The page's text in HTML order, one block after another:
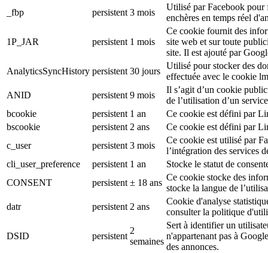
_fbp
persistent 3 mois
Utilisé par Facebook pour
enchères en temps réel
1P_JAR persistent 1 mois
Ce cookie fournit des
site web et sur toute
site. Il est ajouté par
AnalyticsSyncHistory persistent 30 jours
Utilisé pour stocker des
effectuée avec le cookie
ANID
persistent 9 mois
Il s’agit d’un cookie
de l’utilisation d’un
bcookie
persistent 1 an
Ce cookie est défini par
bscookie
persistent 2 ans
Ce cookie est défini par
c_user
persistent 3 mois
Ce cookie est utilisé par
l’intégration des services
cli_user_preference
persistent 1 an
Stocke le statut de
CONSENT
persistent ± 18 ans
Ce cookie stocke des
stocke la langue de
datr
persistent 2 ans
Cookie d'analyse
consulter la politique
DSID persistent
2
semaines
Sert à identifier un
n'appartenant pas à
des annonces.